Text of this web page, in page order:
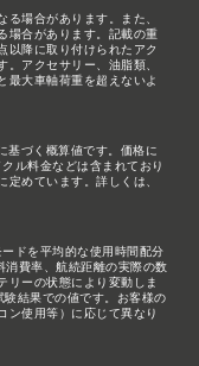
る場合があります。また、
場合があります。記載の重
以降に取り付けられたアク
。アクセサリー、油脂類、
最大車軸荷重を超えないよ
基づく概算値です。価格に
ル料金などは含まれており
定めています。詳しくは、
ドを平均的な使用時間配分
消費率、航続距離の実際の数
リーの状態により変動しま
結果での値です。お客様の
ン使用等）に応じて異なり